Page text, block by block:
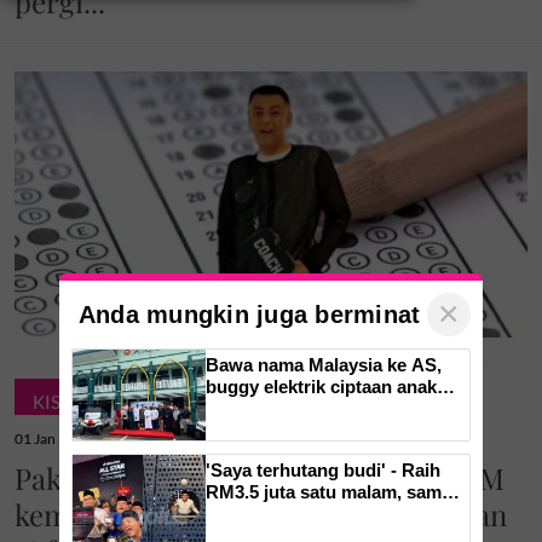
KISAH MASYARAKAT
01 Jan 2025 11:19am
Pak Nil beri teguran untuk calon SPM
kemaruk permainan video, tinggalkan
pergerakan jemaah majlis ilmu
Anda mungkin juga berminat ×
Bawa nama Malaysia ke AS,
buggy elektrik ciptaan anak
'Saya terhutang budi' - Raih
RM3.5 juta satu malam, sambal